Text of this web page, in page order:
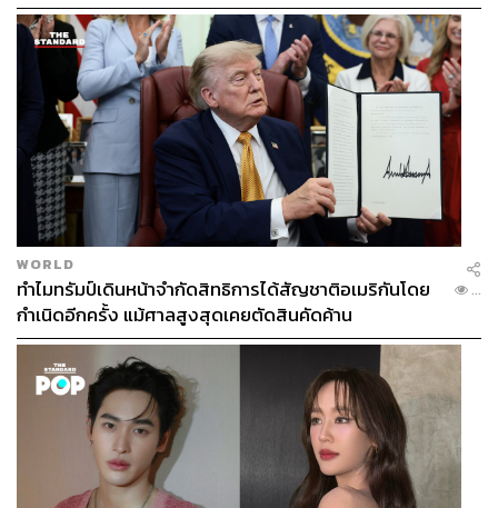
WORLD
ทำไมทรัมป์เดินหน้าจำกัดสิทธิการได้สัญชาติอเมริกันโดย
กำเนิดอีกครั้ง แม้ศาลสูงสุดเคยตัดสินคัดค้าน
...